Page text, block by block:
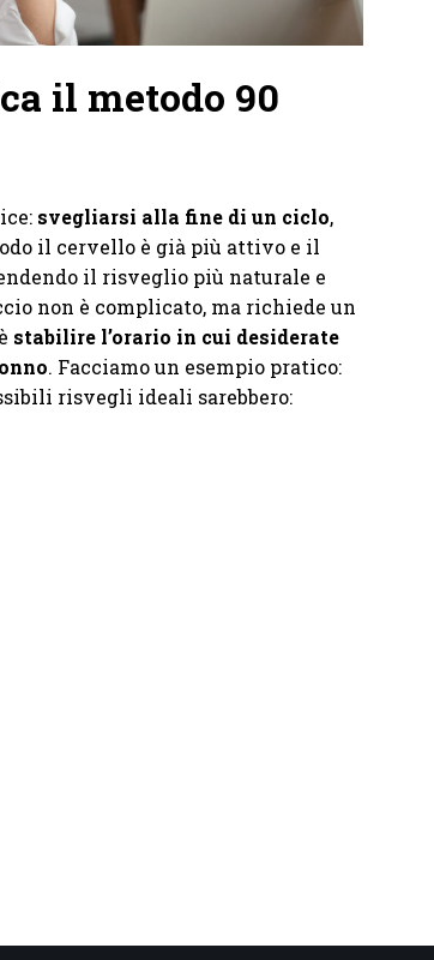
il metodo 90
svegliarsi alla fine di un ciclo,
il cervello è già più attivo e il
il risveglio più naturale e
non è complicato, ma richiede un
stabilire l’orario in cui desiderate
. Facciamo un esempio pratico:
risvegli ideali sarebbero: